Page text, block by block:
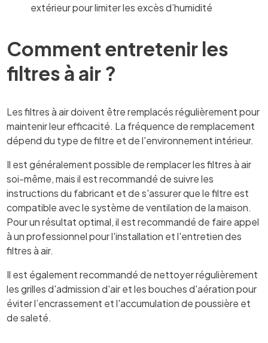
extérieur pour limiter les excès d’humidité
Comment entretenir les
filtres à air ?
Les filtres à air doivent être remplacés régulièrement pour
maintenir leur efficacité. La fréquence de remplacement
dépend du type de filtre et de l'environnement intérieur.
Il est généralement possible de remplacer les filtres à air
soi-même, mais il est recommandé de suivre les
instructions du fabricant et de s'assurer que le filtre est
compatible avec le système de ventilation de la maison.
Pour un résultat optimal, il est recommandé de faire appel
à un professionnel pour l'installation et l'entretien des
filtres à air.
Il est également recommandé de nettoyer régulièrement
les grilles d'admission d'air et les bouches d'aération pour
éviter l’encrassement et l'accumulation de poussière et
de saleté.